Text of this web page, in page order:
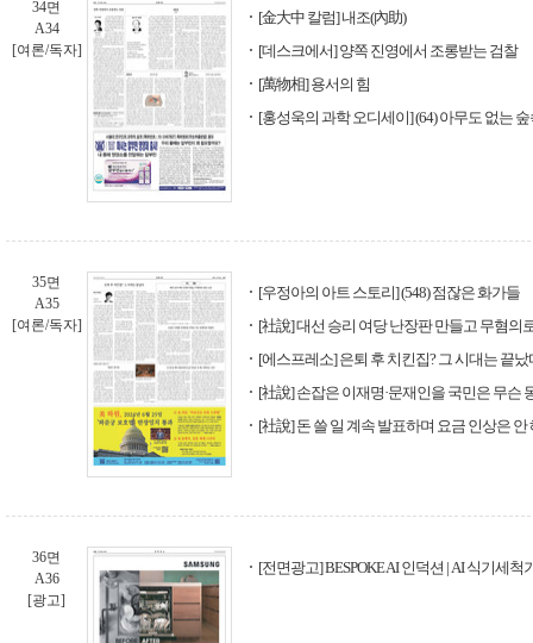
34면
A34
[여론/독자]
[金大中 칼럼] 내조(內助)
[데스크에서] 양쪽 진영에서 조롱받는 검찰
[萬物相] 용서의 힘
[홍성욱의 과학 오디세이] (64) 아무도 없는
35면
A35
[여론/독자]
[우정아의 아트 스토리] (548) 점잖은 화가들
[社說] 대선 승리 여당 난장판 만들고 무혐의
[에스프레소] 은퇴 후 치킨집? 그 시대는 끝났
[社說] 손잡은 이재명·문재인을 국민은 무슨
[社說] 돈 쓸 일 계속 발표하며 요금 인상은 안
36면
A36
[광고]
[전면광고] BESPOKE AI 인덕션 | AI 식기세척